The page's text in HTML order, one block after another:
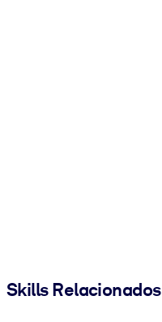
Skills Relacionados